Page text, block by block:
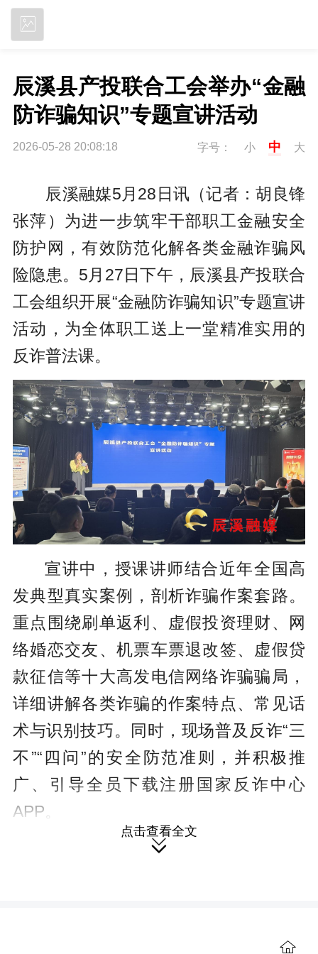
辰溪县产投联合工会举办“金融
防诈骗知识”专题宣讲活动
2026-05-28 20:08:18 字号： 小 中 大
辰溪融媒5月28日讯（记者：胡良锋
张萍 ） 为进一步筑牢干部职工金融安全
防护网，有效防范化解各类金融诈骗风
险隐患。5月27日下午，辰溪县产投联合
工会组织开展“金融防诈骗知识”专题宣讲
活动，为全体职工送上一堂精准实用的
反诈普法课。
宣讲中，授课讲师结合近年全国高
发典型真实案例，剖析诈骗作案套路。
重点围绕刷单返利、虚假投资理财、网
络婚恋交友、机票车票退改签、虚假贷
款征信等十大高发电信网络诈骗骗局，
详细讲解各类诈骗的作案特点、常见话
术与识别技巧。同时，现场普及反诈“三
不”“四问”的安全防范准则，并积极推
广、引导全员下载注册国家反诈中心
APP。
宣讲现场设置了知识互动答题环
点击查看全文
